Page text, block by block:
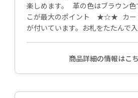
楽しめます。 革の色はブラウ
こが最大のポイント ★☆★ カー
が付いています。お札をたたんで
商品詳細の情報はこ